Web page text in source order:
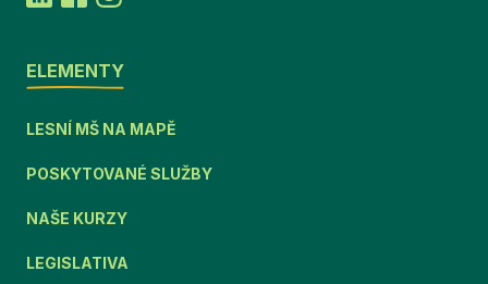
ELEMENTY
LESNÍ MŠ NA MAPĚ
POSKYTOVANÉ SLUŽBY
NAŠE KURZY
LEGISLATIVA